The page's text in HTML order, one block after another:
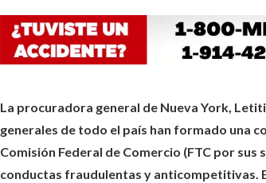
La procuradora general de Nueva York,
generales de todo el país han formado una
Comisión Federal de Comercio (FTC por
conductas fraudulentas y anticompetitivas.